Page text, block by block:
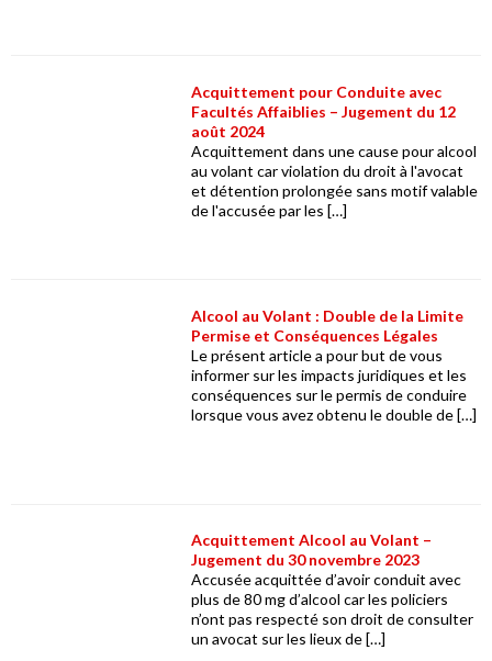
Acquittement pour Conduite avec
Facultés Affaiblies – Jugement du 12
août 2024
Acquittement dans une cause pour alcool
au volant car violation du droit à l'avocat
et détention prolongée sans motif valable
de l'accusée par les […]
Alcool au Volant : Double de la Limite
Permise et Conséquences Légales
Le présent article a pour but de vous
informer sur les impacts juridiques et les
conséquences sur le permis de conduire
lorsque vous avez obtenu le double de […]
Acquittement Alcool au Volant –
Jugement du 30 novembre 2023
Accusée acquittée d’avoir conduit avec
plus de 80 mg d’alcool car les policiers
n’ont pas respecté son droit de consulter
un avocat sur les lieux de […]